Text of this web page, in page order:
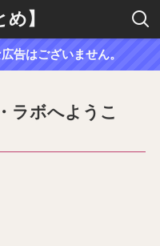
】
はございません。
ラボへようこ